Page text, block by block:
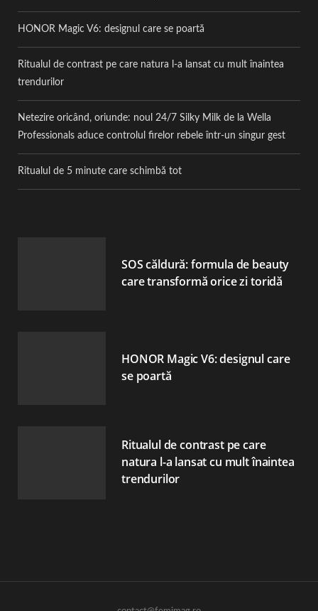
HONOR Magic V6: designul care se poartă
Ritualul de contrast pe care natura l-a lansat cu mult înaintea
trendurilor
Netezire oricând, oriunde: noul 24/7 Silky Milk de la Wella
Professionals aduce controlul firelor rebele într-un singur gest
Ritualul de 5 minute care schimbă tot
SOS căldură: formula de beauty
care transformă orice zi toridă
HONOR Magic V6: designul care
se poartă
Ritualul de contrast pe care
natura l-a lansat cu mult înaintea
trendurilor